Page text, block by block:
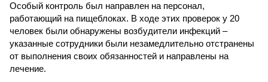
Особый контроль был направлен на персонал,
работающий на пищеблоках. В ходе этих проверок у 20
человек были обнаружены возбудители инфекций –
указанные сотрудники были незамедлительно отстранены
от выполнения своих обязанностей и направлены на
лечение.